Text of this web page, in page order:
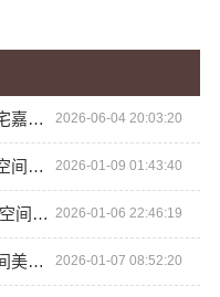
河南宅嘉装饰材料有限公司分享宅嘉装饰许昌装修性价比高 2026-06-04 20:03:20
邂逅河南宅嘉装饰材料有限公司空间美学工厂的艺术之美 2026-01-09 01:43:40
河南宅嘉装饰材料有限公司 重塑空间，定义新美学标准 2026-01-06 22:46:19
河南宅嘉装饰材料有限公司：空间美学，从梦想照进现实 2026-01-07 08:52:20